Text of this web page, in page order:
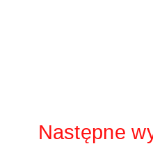
Następne